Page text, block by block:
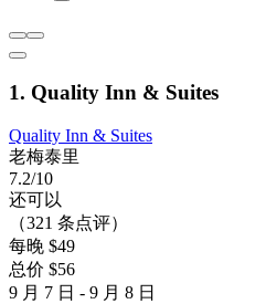
1. Quality Inn & Suites
Quality Inn & Suites
老梅泰里
7.2/10
还可以
（321 条点评）
每晚 $49
总价 $56
9 月 7 日 - 9 月 8 日